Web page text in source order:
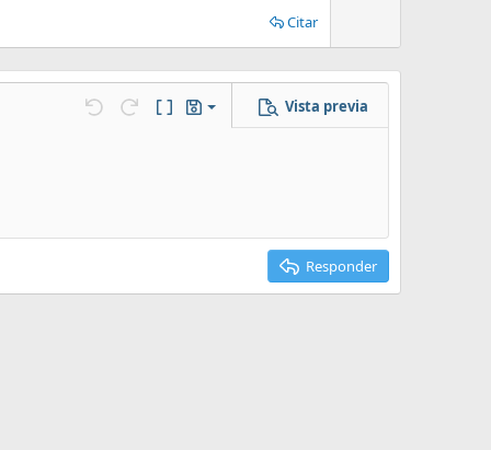
Citar
DeshacerRehacerCambiar editor
Borradores
Guardar borrador
Vista previa
Responder